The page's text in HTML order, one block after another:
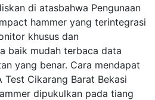
di atasbahwa Pengunaan
hammer yang terintegrasi
khusus dan
baik mudah terbaca data
yang benar. Cara mendapat
Test Cikarang Barat Bekasi
dipukulkan pada tiang